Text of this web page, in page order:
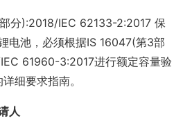
分):2018/IEC 62133-2:2017 保
电池，必须根据IS 16047(第3部
61960-3:2017进行额定容量验
细要求指南。
人